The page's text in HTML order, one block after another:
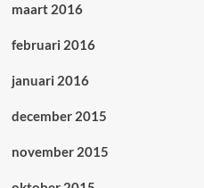
maart 2016
februari 2016
januari 2016
december 2015
november 2015